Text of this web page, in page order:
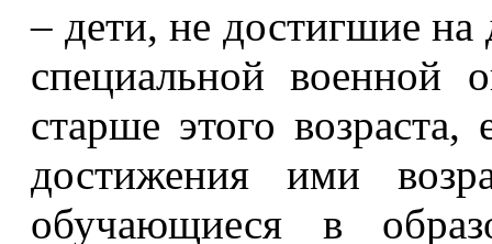
– дети, не достигшие на
специальной военной
старше этого
достижения ими
обучающиеся в